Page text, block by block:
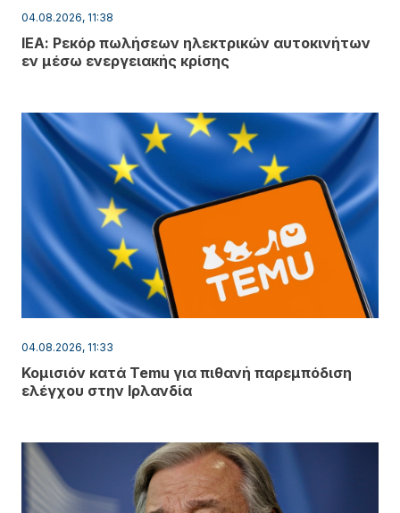
04.08.2026, 11:38
ΙΕΑ: Ρεκόρ πωλήσεων ηλεκτρικών αυτοκινήτων
εν μέσω ενεργειακής κρίσης
04.08.2026, 11:33
Κομισιόν κατά Temu για πιθανή παρεμπόδιση
ελέγχου στην Ιρλανδία